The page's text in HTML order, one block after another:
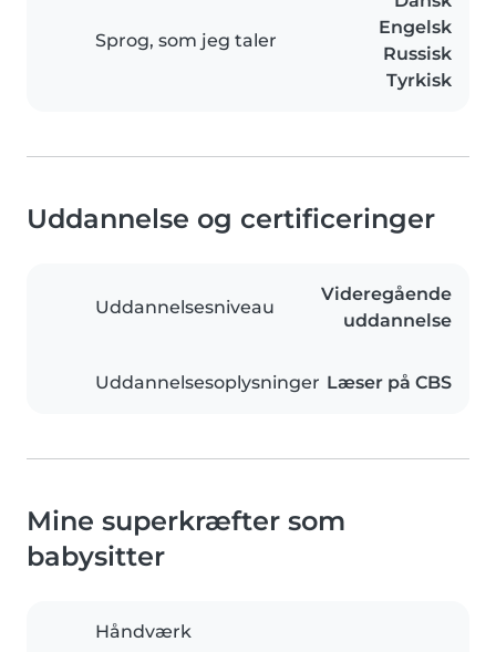
Sprog, som jeg taler
Engelsk
Russisk
Tyrkisk
Uddannelse og certificeringer
Uddannelsesniveau
Videregående
uddannelse
Uddannelsesoplysninger Læser på CBS
Mine superkræfter som
babysitter
Håndværk